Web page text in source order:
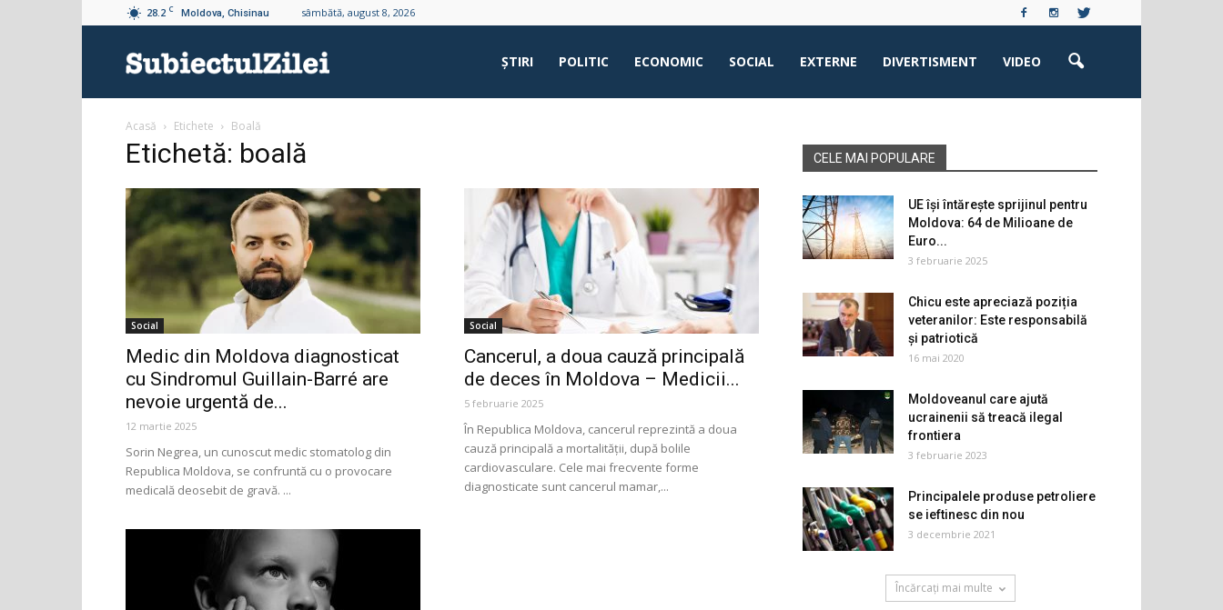
28.2 C Moldova, Chisinau sâmbătă, august 8, 2026
ŞTIRI POLITIC ECONOMIC SOCIAL EXTERNE DIVERTISMENT VIDEO
Acasă Etichete Boală
Etichetă: boală
Social
Medic din Moldova diagnosticat
cu Sindromul Guillain-Barré are
nevoie urgentă de...
12 martie 2025
Sorin Negrea, un cunoscut medic stomatolog din
Republica Moldova, se confruntă cu o provocare
medicală deosebit de gravă. ...
Social
Cancerul, a doua cauză principală
de deces în Moldova – Medicii...
5 februarie 2025
În Republica Moldova, cancerul reprezintă a doua
cauză principală a mortalității, după bolile
cardiovasculare. Cele mai frecvente forme
diagnosticate sunt cancerul mamar,...
CELE MAI POPULARE
UE își întărește sprijinul pentru
Moldova: 64 de Milioane de
Euro...
3 februarie 2025
Chicu este apreciază poziția
veteranilor: Este responsabilă
și patriotică
16 mai 2020
Moldoveanul care ajută
ucrainenii să treacă ilegal
frontiera
3 februarie 2023
Principalele produse petroliere
se ieftinesc din nou
3 decembrie 2021
Încărcați mai multe